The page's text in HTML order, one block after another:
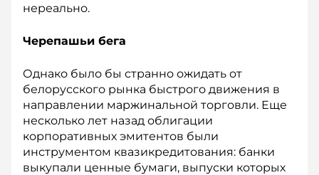
нереально.
Черепашьи бега
Однако было бы странно ожидать от
белорусского рынка быстрого движения в
направлении маржинальной торговли. Еще
несколько лет назад облигации
корпоративных эмитентов были
инструментом квазикредитования: банки
выкупали цен­ные бумаги, выпуски которых